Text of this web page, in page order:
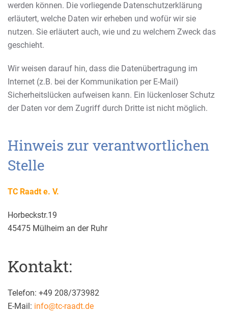
werden können. Die vorliegende Datenschutzerklärung
erläutert, welche Daten wir erheben und wofür wir sie
nutzen. Sie erläutert auch, wie und zu welchem Zweck das
geschieht.
Wir weisen darauf hin, dass die Datenübertragung im
Internet (z.B. bei der Kommunikation per E-Mail)
Sicherheitslücken aufweisen kann. Ein lückenloser Schutz
der Daten vor dem Zugriff durch Dritte ist nicht möglich.
Hinweis zur verantwortlichen
Stelle
TC Raadt e. V.
Horbeckstr.19
45475 Mülheim an der Ruhr
Kontakt:
Telefon: +49 208/373982
E-Mail: info@tc-raadt.de